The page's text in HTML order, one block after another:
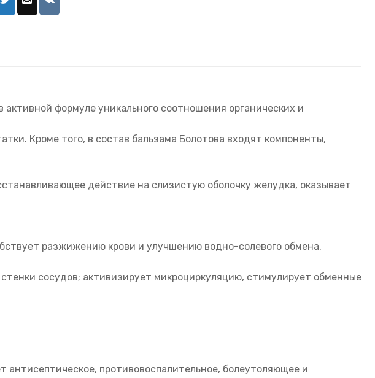
формуле уникального соотношения органических и
Кроме того, в состав бальзама Болотова входят компоненты,
действие на слизистую оболочку желудка, оказывает
разжижению крови и улучшению водно-солевого обмена.
сосудов; активизирует микроциркуляцию, стимулирует обменные
противовоспалительное, болеутоляющее и